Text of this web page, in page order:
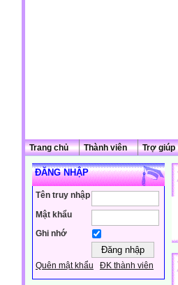
Trang chủ Thành viên Trợ giúp
ĐĂNG NHẬP
Tên truy nhập
Mật khẩu
Ghi nhớ
Quên mật khẩu ĐK thành viên